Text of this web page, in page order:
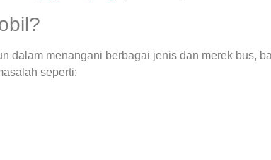
dalam menangani berbagai jenis dan merek bus,
seperti: